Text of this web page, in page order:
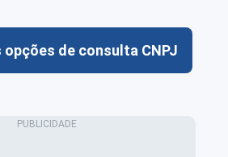
opções de consulta CNPJ